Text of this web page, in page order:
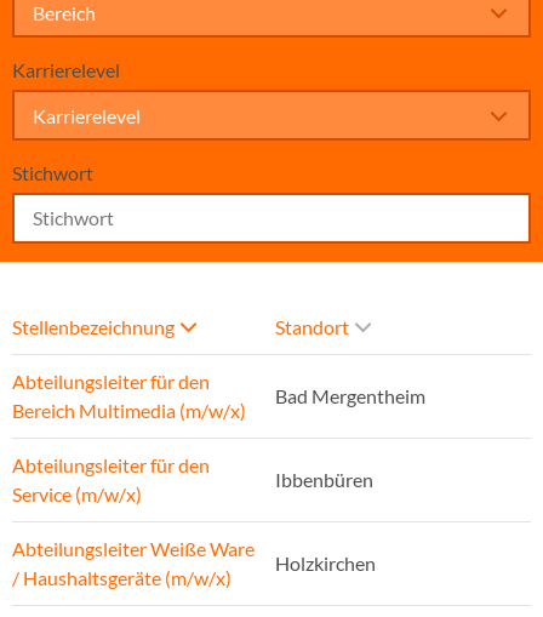
Bereich
Karrierelevel
Karrierelevel
Stichwort
Stellenbezeichnung Standort
Abteilungsleiter für den
Bereich Multimedia (m/w/x)
Bad Mergentheim
Abteilungsleiter für den
Service (m/w/x)
Ibbenbüren
Abteilungsleiter Weiße Ware
/ Haushaltsgeräte (m/w/x)
Holzkirchen